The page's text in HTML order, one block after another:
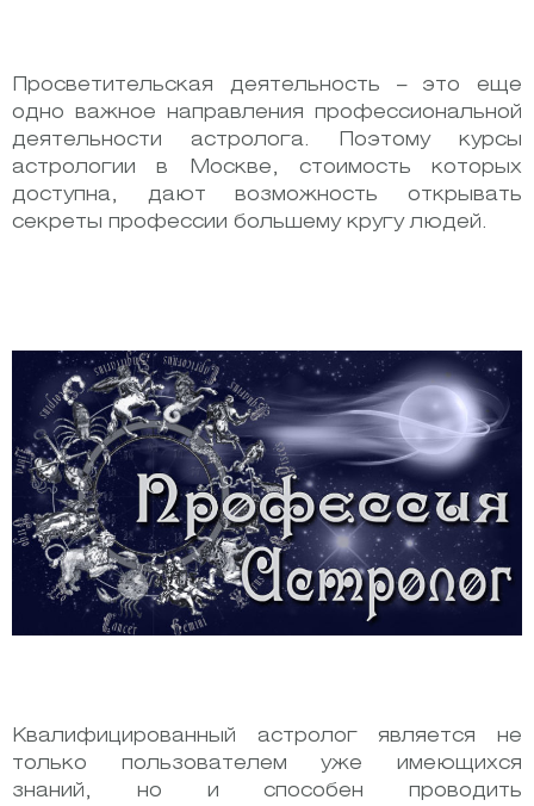
Просветительская деятельность – это еще
одно важное направления профессиональной
деятельности астролога. Поэтому курсы
астрологии в Москве, стоимость которых
доступна, дают возможность открывать
секреты профессии большему кругу людей.
Квалифицированный астролог является не
только пользователем уже имеющихся
знаний, но и способен проводить